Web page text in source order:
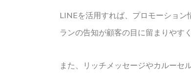
LINEを活用すれば、プロモーショ
ランの告知が顧客の目に留まりやす
また、リッチメッセージやカルーセ